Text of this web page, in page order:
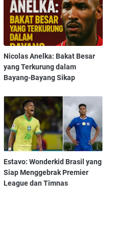
Nicolas Anelka: Bakat Besar
yang Terkurung dalam
Bayang-Bayang Sikap
Estavo: Wonderkid Brasil yang
Siap Menggebrak Premier
League dan Timnas